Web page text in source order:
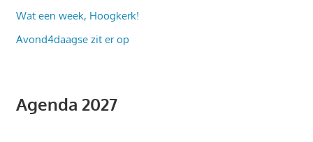
Wat een week, Hoogkerk!
Avond4daagse zit er op
Agenda 2027